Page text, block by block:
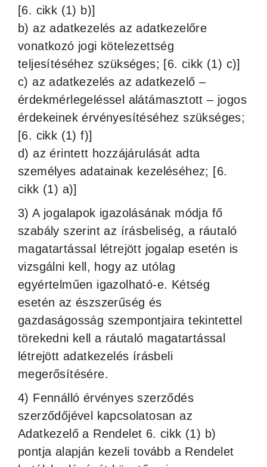
[6. cikk (1) b)]
b) az adatkezelés az adatkezelőre
vonatkozó jogi kötelezettség
teljesítéséhez szükséges; [6. cikk (1) c)]
c) az adatkezelés az adatkezelő –
érdekmérlegeléssel alátámasztott – jogos
érdekeinek érvényesítéséhez szükséges;
[6. cikk (1) f)]
d) az érintett hozzájárulását adta
személyes adatainak kezeléséhez; [6.
cikk (1) a)]
3) A jogalapok igazolásának módja fő
szabály szerint az írásbeliség, a ráutaló
magatartással létrejött jogalap esetén is
vizsgálni kell, hogy az utólag
egyértelműen igazolható-e. Kétség
esetén az észszerűség és
gazdaságosság szempontjaira tekintettel
törekedni kell a ráutaló magatartással
létrejött adatkezelés írásbeli
megerősítésére.
4) Fennálló érvényes szerződés
szerződőjével kapcsolatosan az
Adatkezelő a Rendelet 6. cikk (1) b)
pontja alapján kezeli tovább a Rendelet